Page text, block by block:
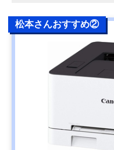
松本さんおすすめ②